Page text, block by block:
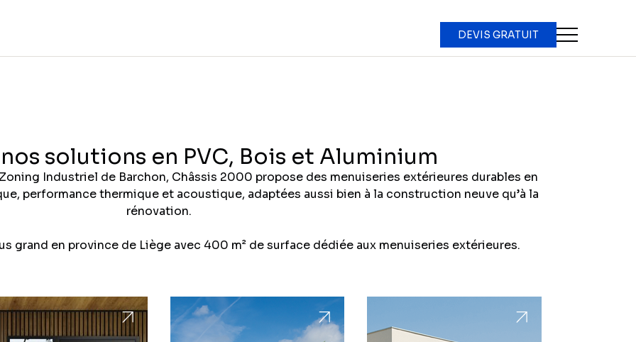
DEVIS GRATUIT
solutions en PVC, Bois et Aluminium
Industriel de Barchon, Châssis 2000 propose des menuiseries extérieures durables en
performance thermique et acoustique, adaptées aussi bien à la construction neuve qu’à la
rénovation.
grand en province de Liège avec 400 m² de surface dédiée aux menuiseries extérieures.